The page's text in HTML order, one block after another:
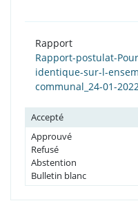
Rapport
Rapport-postulat-
identique-sur-l-
communal_24-01-
Accepté
Approuvé
Refusé
Abstention
Bulletin blanc